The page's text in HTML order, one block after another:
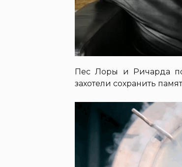
Пес Лоры и Ричарда
захотели сохранить